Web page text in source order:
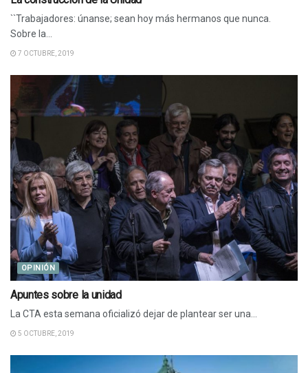
``Trabajadores: únanse; sean hoy más hermanos que nunca.
Sobre la...
7 OCTUBRE, 2019
OPINIÓN
Apuntes sobre la unidad
La CTA esta semana oficializó dejar de plantear ser una...
5 OCTUBRE, 2019